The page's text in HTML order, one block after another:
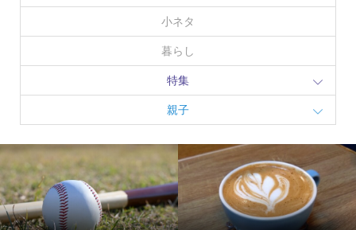
小ネタ
暮らし
特集
親子